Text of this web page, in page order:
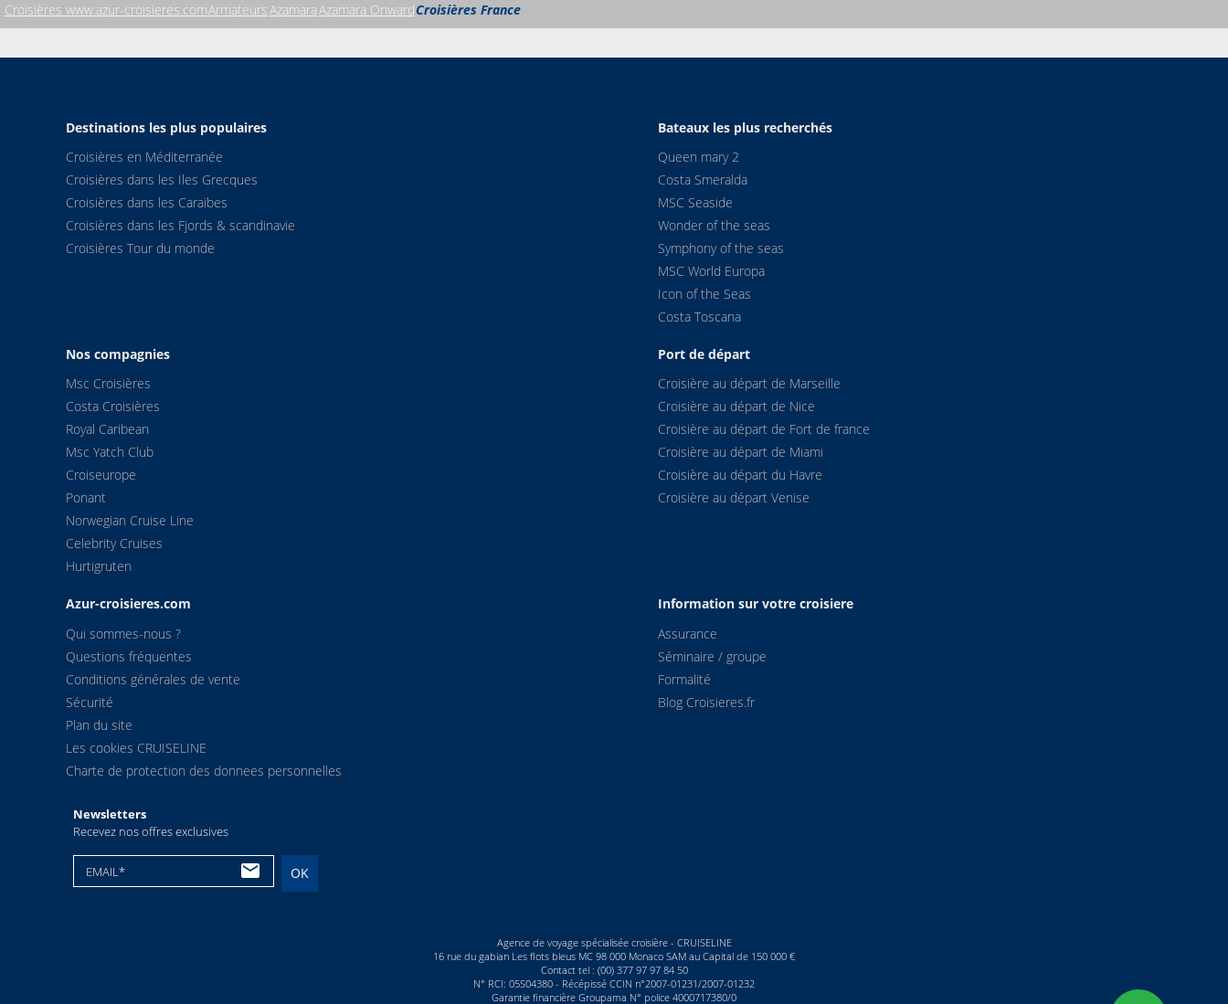
Croisières www.azur-croisieres.comArmateursAzamaraAzamara OnwardCroisières France
Destinations les plus populaires
Croisières en Méditerranée
Croisières dans les Iles Grecques
Croisières dans les Caraibes
Croisières dans les Fjords & scandinavie
Croisières Tour du monde
Bateaux les plus recherchés
Queen mary 2
Costa Smeralda
MSC Seaside
Wonder of the seas
Symphony of the seas
MSC World Europa
Icon of the Seas
Costa Toscana
Nos compagnies
Msc Croisières
Costa Croisières
Royal Caribean
Msc Yatch Club
Croiseurope
Ponant
Norwegian Cruise Line
Celebrity Cruises
Hurtigruten
Port de départ
Croisière au départ de Marseille
Croisière au départ de Nice
Croisière au départ de Fort de france
Croisière au départ de Miami
Croisière au départ du Havre
Croisière au départ Venise
Azur-croisieres.com
Qui sommes-nous ?
Questions fréquentes
Conditions générales de vente
Sécurité
Plan du site
Les cookies CRUISELINE
Charte de protection des donnees personnelles
Information sur votre croisiere
Assurance
Séminaire / groupe
Formalité
Blog Croisieres.fr
Newsletters
Recevez nos offres exclusives
EMAIL* OK
Agence de voyage spécialisée croisière - CRUISELINE
16 rue du gabian Les flots bleus MC 98 000 Monaco SAM au Capital de 150 000 €
Contact tel : (00) 377 97 97 84 50
N° RCI: 05S04380 - Récépissé CCIN n°2007-01231/2007-01232
Garantie financière Groupama N° police 4000717380/0